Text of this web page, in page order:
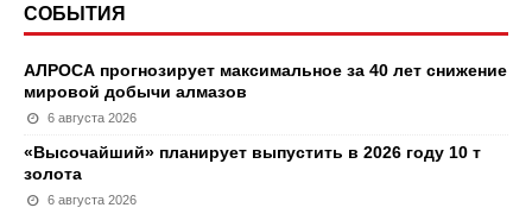
СОБЫТИЯ
АЛРОСА прогнозирует максимальное за 40 лет снижение
мировой добычи алмазов
6 августа 2026
«Высочайший» планирует выпустить в 2026 году 10 т
золота
6 августа 2026